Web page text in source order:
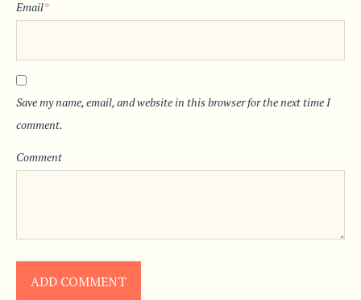
Email*
Save my name, email, and website in this browser for the next time I
comment.
Comment